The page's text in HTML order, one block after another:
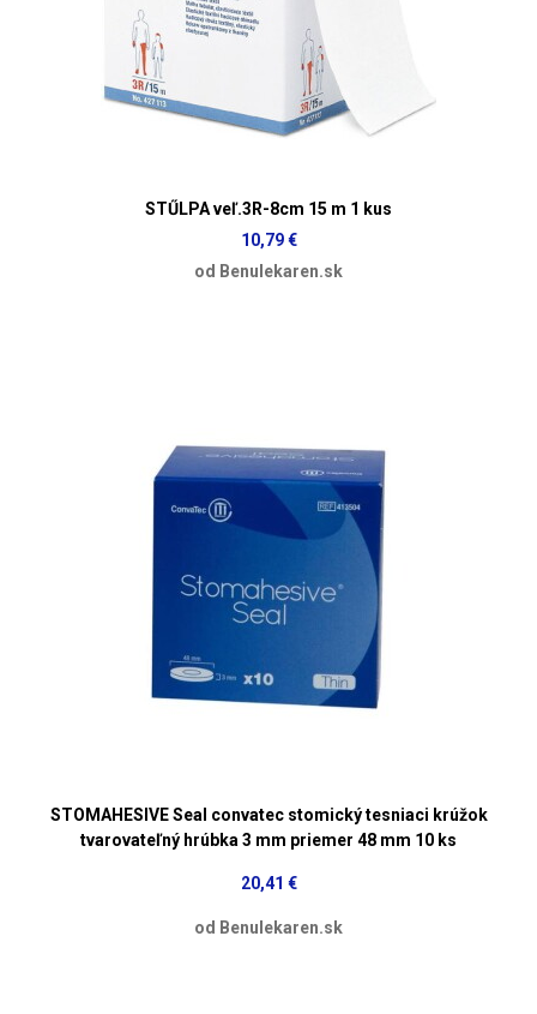
STŰLPA veľ.3R-8cm 15 m 1 kus
10,79 €
od Benulekaren.sk
STOMAHESIVE Seal convatec stomický tesniaci krúžok
tvarovateľný hrúbka 3 mm priemer 48 mm 10 ks
20,41 €
od Benulekaren.sk